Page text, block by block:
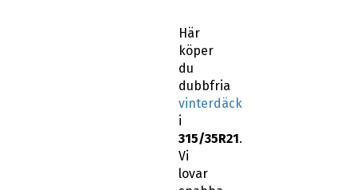
Här
köper
du
dubbfria
vinterdäck
i
315/35R21.
Vi
lovar